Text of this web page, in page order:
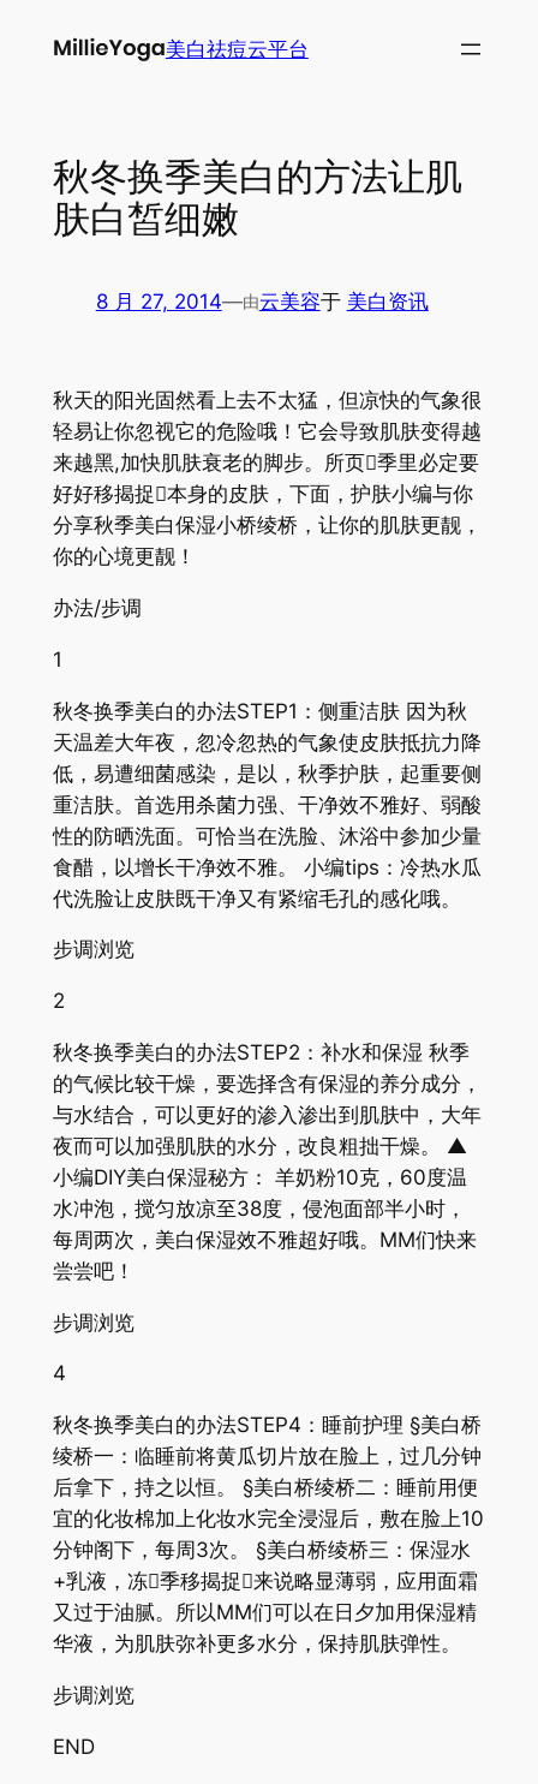
美白祛痘云平台
秋冬换季美白的方法让肌
肤白皙细嫩
8 月 27, 2014—由云美容于 美白资讯
秋天的阳光固然看上去不太猛，但凉快的气象很
轻易让你忽视它的危险哦！它会导致肌肤变得越
来越黑,加快肌肤衰老的脚步。所页季里必定要
好好移揭捉本身的皮肤，下面，护肤小编与你
分享秋季美白保湿小桥绫桥，让你的肌肤更靓，
你的心境更靓！
办法/步调
1
秋冬换季美白的办法STEP1：侧重洁肤 因为秋
天温差大年夜，忽冷忽热的气象使皮肤抵抗力降
低，易遭细菌感染，是以，秋季护肤，起重要侧
重洁肤。首选用杀菌力强、干净效不雅好、弱酸
性的防晒洗面。可恰当在洗脸、沐浴中参加少量
食醋，以增长干净效不雅。 小编tips：冷热水瓜
代洗脸让皮肤既干净又有紧缩毛孔的感化哦。
步调浏览
2
秋冬换季美白的办法STEP2：补水和保湿 秋季
的气候比较干燥，要选择含有保湿的养分成分，
与水结合，可以更好的渗入渗出到肌肤中，大年
夜而可以加强肌肤的水分，改良粗拙干燥。 ▲
小编DIY美白保湿秘方： 羊奶粉10克，60度温
水冲泡，搅匀放凉至38度，侵泡面部半小时，
每周两次，美白保湿效不雅超好哦。MM们快来
尝尝吧！
步调浏览
4
秋冬换季美白的办法STEP4：睡前护理 §美白桥
绫桥一：临睡前将黄瓜切片放在脸上，过几分钟
后拿下，持之以恒。 §美白桥绫桥二：睡前用便
宜的化妆棉加上化妆水完全浸湿后，敷在脸上10
分钟阁下，每周3次。 §美白桥绫桥三：保湿水
+乳液，冻季移揭捉来说略显薄弱，应用面霜
又过于油腻。所以MM们可以在日夕加用保湿精
华液，为肌肤弥补更多水分，保持肌肤弹性。
步调浏览
END